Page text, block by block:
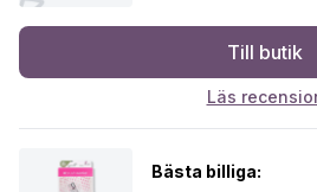
Till butik
Läs
Bästa billiga: